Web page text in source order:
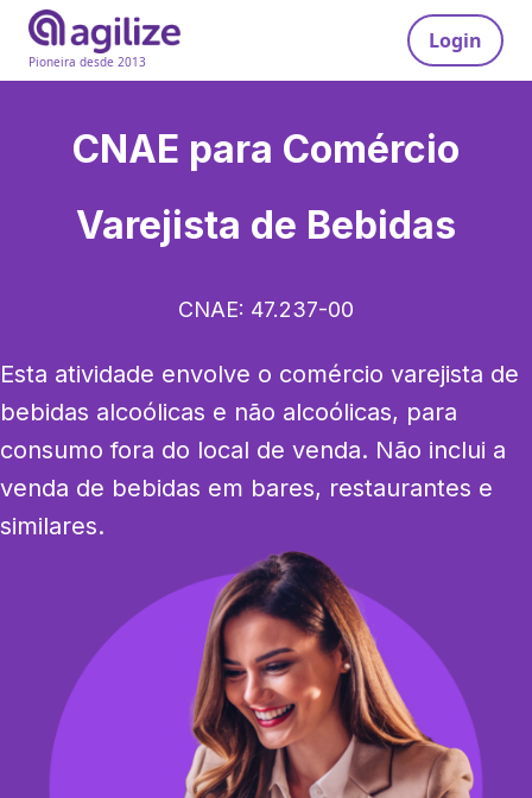
Pioneira desde 2013
Login
CNAE para Comércio
Varejista de Bebidas
CNAE: 47.237-00
Esta atividade envolve o comércio varejista de
bebidas alcoólicas e não alcoólicas, para
consumo fora do local de venda. Não inclui a
venda de bebidas em bares, restaurantes e
similares.